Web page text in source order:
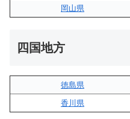
岡山県
四国地方
徳島県
香川県